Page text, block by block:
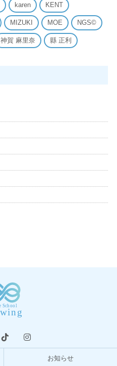
karen KENT
MIZUKI MOE NGS©
神賀 麻里奈 縣 正利
お知らせ